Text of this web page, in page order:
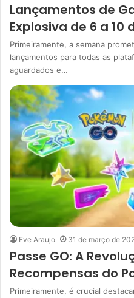
Lançamentos de
Explosiva de 6 a 10
Primeiramente, a semana
lançamentos para todas as
aguardados e…
Eve Araujo 31 de março de
Passe GO: A
Recompensas do
Primeiramente, é crucial